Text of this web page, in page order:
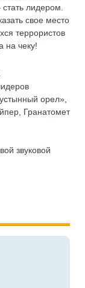
лидером.
свое место
террористов
на чеку!
орел»,
Гранатомет
звуковой